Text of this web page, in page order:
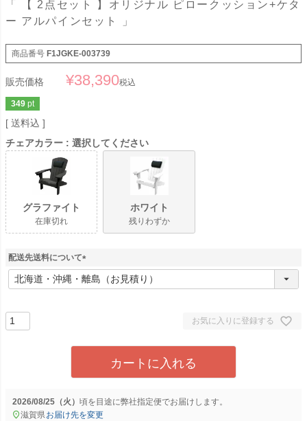
「 【 2点セット 】オリジナル ピロークッション+ケタ
ー アルパインセット 」
商品番号 F1JGKE-003739
販売価格 ¥38,390税込
349 pt
送料込
チェアカラー
選択してください
グラファイト
在庫切れ
ホワイト
残りわずか
配送先送料について
(
必
お気に入りに登録する
カートに入れる
2026/08/25（火） に弊社指定便でお届けします。
滋賀県 お届け先を変更